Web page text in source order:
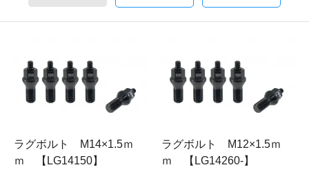
ラグボルト M14×1.5ｍ
ｍ 【LG14150】
ラグボルト M12×1.5ｍ
ｍ 【LG14260-】